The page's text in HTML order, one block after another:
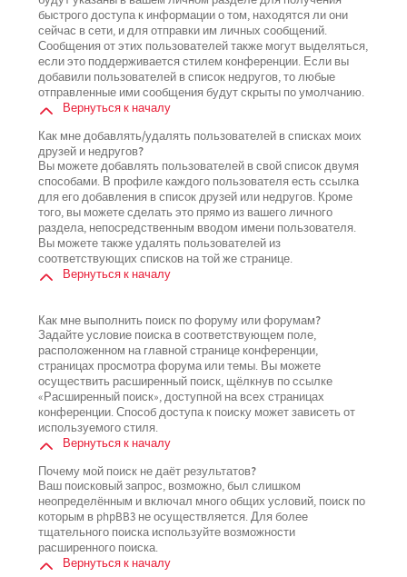
быстрого доступа к информации о том, находятся ли они
сейчас в сети, и для отправки им личных сообщений.
Сообщения от этих пользователей также могут выделяться,
если это поддерживается стилем конференции. Если вы
добавили пользователей в список недругов, то любые
отправленные ими сообщения будут скрыты по умолчанию.
Вернуться к началу
Как мне добавлять/удалять пользователей в списках моих
друзей и недругов?
Вы можете добавлять пользователей в свой список двумя
способами. В профиле каждого пользователя есть ссылка
для его добавления в список друзей или недругов. Кроме
того, вы можете сделать это прямо из вашего личного
раздела, непосредственным вводом имени пользователя.
Вы можете также удалять пользователей из
соответствующих списков на той же странице.
Вернуться к началу
Как мне выполнить поиск по форуму или форумам?
Задайте условие поиска в соответствующем поле,
расположенном на главной странице конференции,
страницах просмотра форума или темы. Вы можете
осуществить расширенный поиск, щёлкнув по ссылке
«Расширенный поиск», доступной на всех страницах
конференции. Способ доступа к поиску может зависеть от
используемого стиля.
Вернуться к началу
Почему мой поиск не даёт результатов?
Ваш поисковый запрос, возможно, был слишком
неопределённым и включал много общих условий, поиск по
которым в phpBB3 не осуществляется. Для более
тщательного поиска используйте возможности
расширенного поиска.
Вернуться к началу